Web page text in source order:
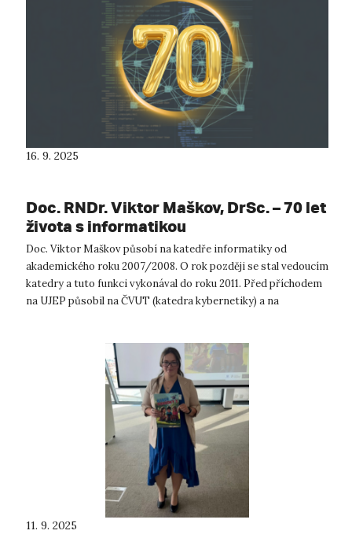
16. 9. 2025
Doc. RNDr. Viktor Maškov, DrSc. – 70 let
života s informatikou
Doc. Viktor Maškov působí na katedře informatiky od
akademického roku 2007/2008. O rok později se stal vedoucím
katedry a tuto funkci vykonával do roku 2011. Před příchodem
na UJEP působil na ČVUT (katedra kybernetiky) a na
11. 9. 2025